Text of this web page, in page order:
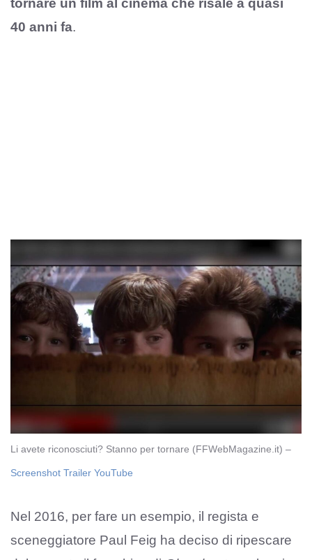
tornare un film al cinema che risale a quasi
40 anni fa.
Li avete riconosciuti? Stanno per tornare (FFWebMagazine.it) –
Screenshot Trailer YouTube
Nel 2016, per fare un esempio, il regista e
sceneggiatore Paul Feig ha deciso di ripescare